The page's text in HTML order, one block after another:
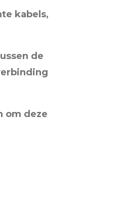
kabels,
de
om deze